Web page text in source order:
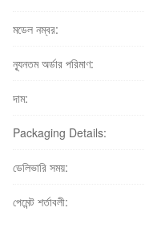
মডেল নম্বর:
ন্যূনতম অর্ডার পরিমাণ:
দাম:
Packaging Details:
ডেলিভারি সময়:
পেমেন্ট শর্তাবলী: